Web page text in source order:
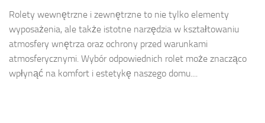
Rolety wewnętrzne i zewnętrzne to nie tylko elementy
wyposażenia, ale także istotne narzędzia w kształtowaniu
atmosfery wnętrza oraz ochrony przed warunkami
atmosferycznymi. Wybór odpowiednich rolet może znacząco
wpłynąć na komfort i estetykę naszego domu....